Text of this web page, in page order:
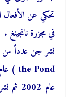
تحكي عن الأفعال
في مجزرة نانجينغ .